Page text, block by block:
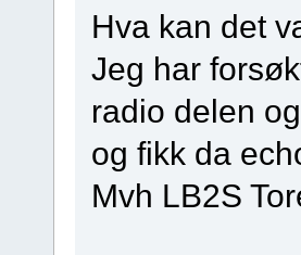
Hva kan det
Jeg har
radio delen
og fikk da
Mvh LB2S